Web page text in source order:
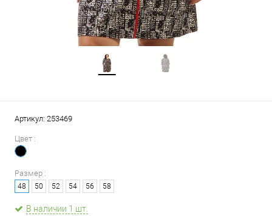
Артикул: 253469
Цвет :
Размер :
48 50 52 54 56 58
В наличии 1 шт.